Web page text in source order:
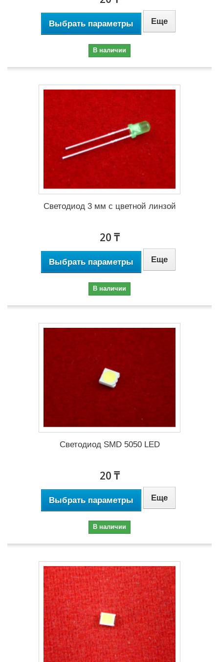
Выбрать параметры Еще
В наличии
Светодиод 3 мм с цветной линзой
20 ₸
Выбрать параметры Еще
В наличии
Светодиод SMD 5050 LED
20 ₸
Выбрать параметры Еще
В наличии